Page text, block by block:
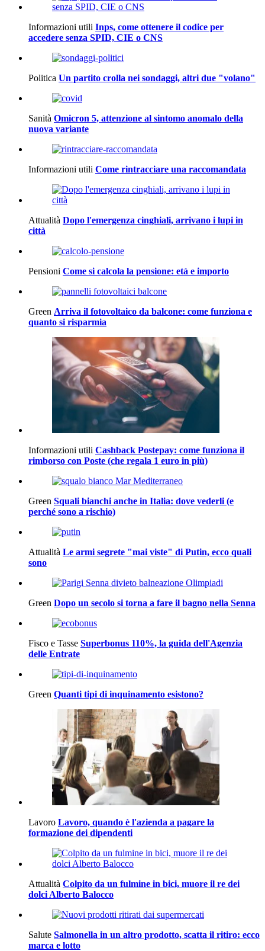
Informazioni utili Inps, come ottenere il codice per
accedere senza SPID, CIE o CNS
Politica Un partito crolla nei sondaggi, altri due "volano"
Sanità Omicron 5, attenzione al sintomo anomalo della
nuova variante
Informazioni utili Come rintracciare una raccomandata
Attualità Dopo l'emergenza cinghiali, arrivano i lupi in
città
Pensioni Come si calcola la pensione: età e importo
Green Arriva il fotovoltaico da balcone: come funziona e
quanto si risparmia
Informazioni utili Cashback Postepay: come funziona il
rimborso con Poste (che regala 1 euro in più)
Green Squali bianchi anche in Italia: dove vederli (e
perché sono a rischio)
Attualità Le armi segrete "mai viste" di Putin, ecco quali
sono
Green Dopo un secolo si torna a fare il bagno nella Senna
Fisco e Tasse Superbonus 110%, la guida dell'Agenzia
delle Entrate
Green Quanti tipi di inquinamento esistono?
Lavoro Lavoro, quando è l'azienda a pagare la
formazione dei dipendenti
Attualità Colpito da un fulmine in bici, muore il re dei
dolci Alberto Balocco
Salute Salmonella in un altro prodotto, scatta il ritiro: ecco
marca e lotto